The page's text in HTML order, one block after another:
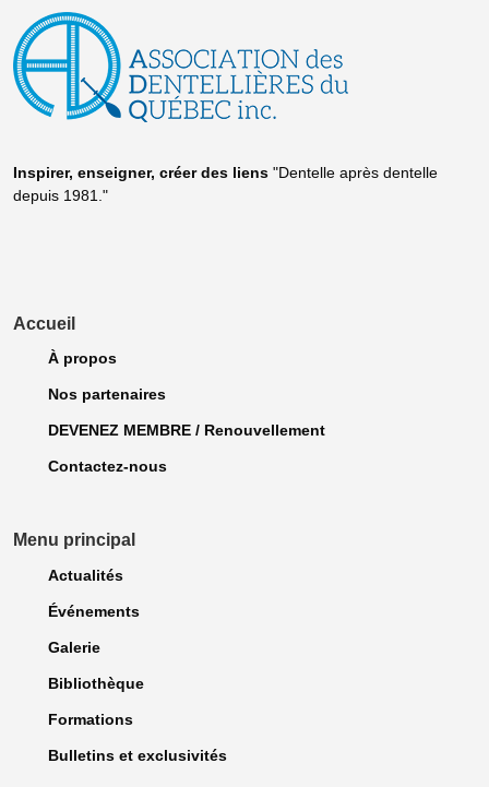
Inspirer, enseigner, créer des liens "Dentelle après dentelle
depuis 1981."
Accueil
À propos
Nos partenaires
DEVENEZ MEMBRE / Renouvellement
Contactez-nous
Menu principal
Actualités
Événements
Galerie
Bibliothèque
Formations
Bulletins et exclusivités